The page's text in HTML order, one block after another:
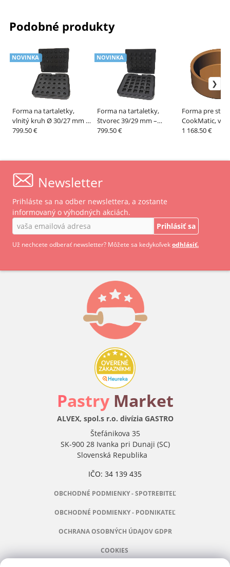
Podobné produkty
Forma na tartaletky,
vlnitý kruh Ø 30/27 mm –
MAXIMA
NOVINKA
799.50 €
Forma na tartaletky,
štvorec 39/29 mm –
MAXIMA
NOVINKA
799.50 €
Forma pre stroj
CookMatic,
typov –
1 168.50 €
Newsletter
Prihláste sa na odber newslettera, a zostante
informovaný o výhodných akciách.
Prihlásiť sa
Už nechcete odberať newsletter? Môžete sa kedykoľvekodhlásiť.
Pastry Market
ALVEX, spol.s r.o. divízia GASTRO
Štefánikova 35
SK-900 28 Ivanka pri Dunaji (SC)
Slovenská Republika
IČO: 34 139 435
OBCHODNÉ PODMIENKY - SPOTREBITEĽ
OBCHODNÉ PODMIENKY - PODNIKATEĽ
OCHRANA OSOBNÝCH ÚDAJOV GDPR
COOKIES